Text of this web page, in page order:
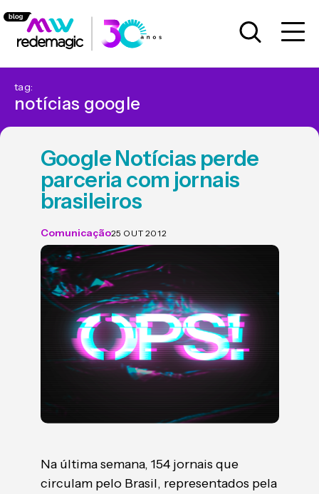
tag:
notícias google
Google Notícias perde
parceria com jornais
brasileiros
Comunicação25 OUT 2012
Na última semana, 154 jornais que
circulam pelo Brasil, representados pela